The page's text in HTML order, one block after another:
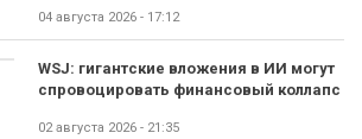
04 августа 2026 - 17:12
WSJ: гигантские вложения в ИИ могут
спровоцировать финансовый коллапс
02 августа 2026 - 21:35